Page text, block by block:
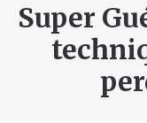
Super